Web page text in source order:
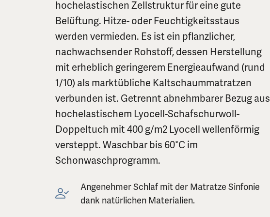
hochelastischen Zellstruktur für eine gute
Belüftung. Hitze- oder Feuchtigkeitsstaus
werden vermieden. Es ist ein pflanzlicher,
nachwachsender Rohstoff, dessen Herstellung
mit erheblich geringerem Energieaufwand (rund
1/10) als marktübliche Kaltschaummatratzen
verbunden ist. Getrennt abnehmbarer Bezug aus
hochelastischem Lyocell-Schafschurwoll-
Doppeltuch mit 400 g/m2 Lyocell wellenförmig
versteppt. Waschbar bis 60°C im
Schonwaschprogramm.
Angenehmer Schlaf mit der Matratze Sinfonie
dank natürlichen Materialien.